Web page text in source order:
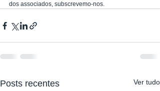
dos associados, subscrevemo-nos.
Posts recentes Ver tudo